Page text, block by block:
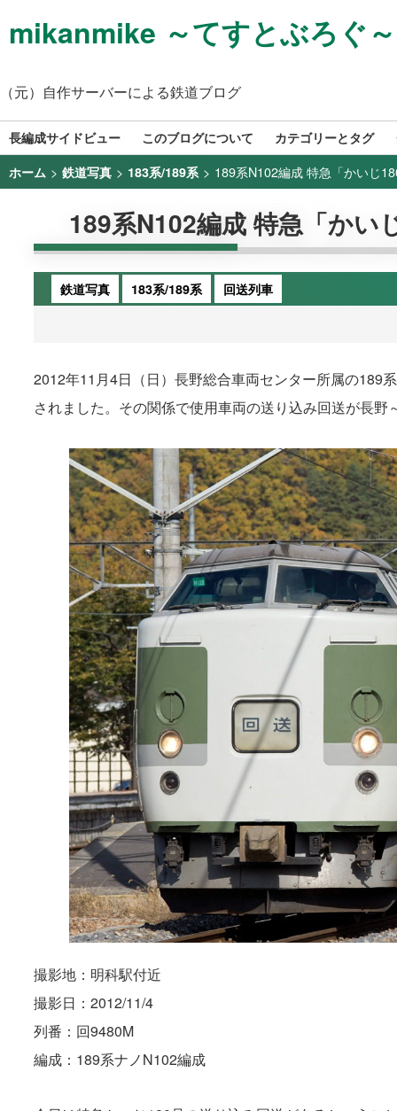
mikanmike ～てすとぶろぐ～
（元）自作サーバーによる鉄道ブログ
長編成サイドビュー このブログについて カテゴリーとタグ
ホーム > 鉄道写真 > 183系/189系 > 189系N102編成 特急「かいじ
189系N102編成 特急「かい
鉄道写真 183系/189系 回送列車
2012年11月4日（日）長野総合車両センター所属の189
されました。その関係で使用車両の送り込み回送が長野
撮影地：明科駅付近
撮影日：2012/11/4
列番：回9480M
編成：189系ナノN102編成